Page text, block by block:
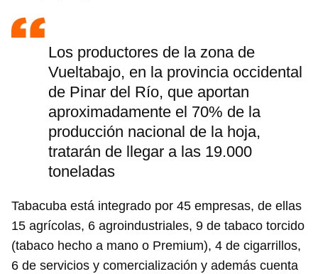
Los productores de la zona de
Vueltabajo, en la provincia occidental
de Pinar del Río, que aportan
aproximadamente el 70% de la
producción nacional de la hoja,
tratarán de llegar a las 19.000
toneladas
Tabacuba está integrado por 45 empresas, de ellas
15 agrícolas, 6 agroindustriales, 9 de tabaco torcido
(tabaco hecho a mano o Premium), 4 de cigarrillos,
6 de servicios y comercialización y además cuenta